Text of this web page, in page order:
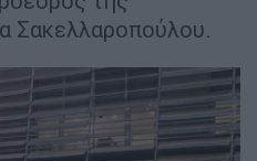
Σακελλαροπούλου.